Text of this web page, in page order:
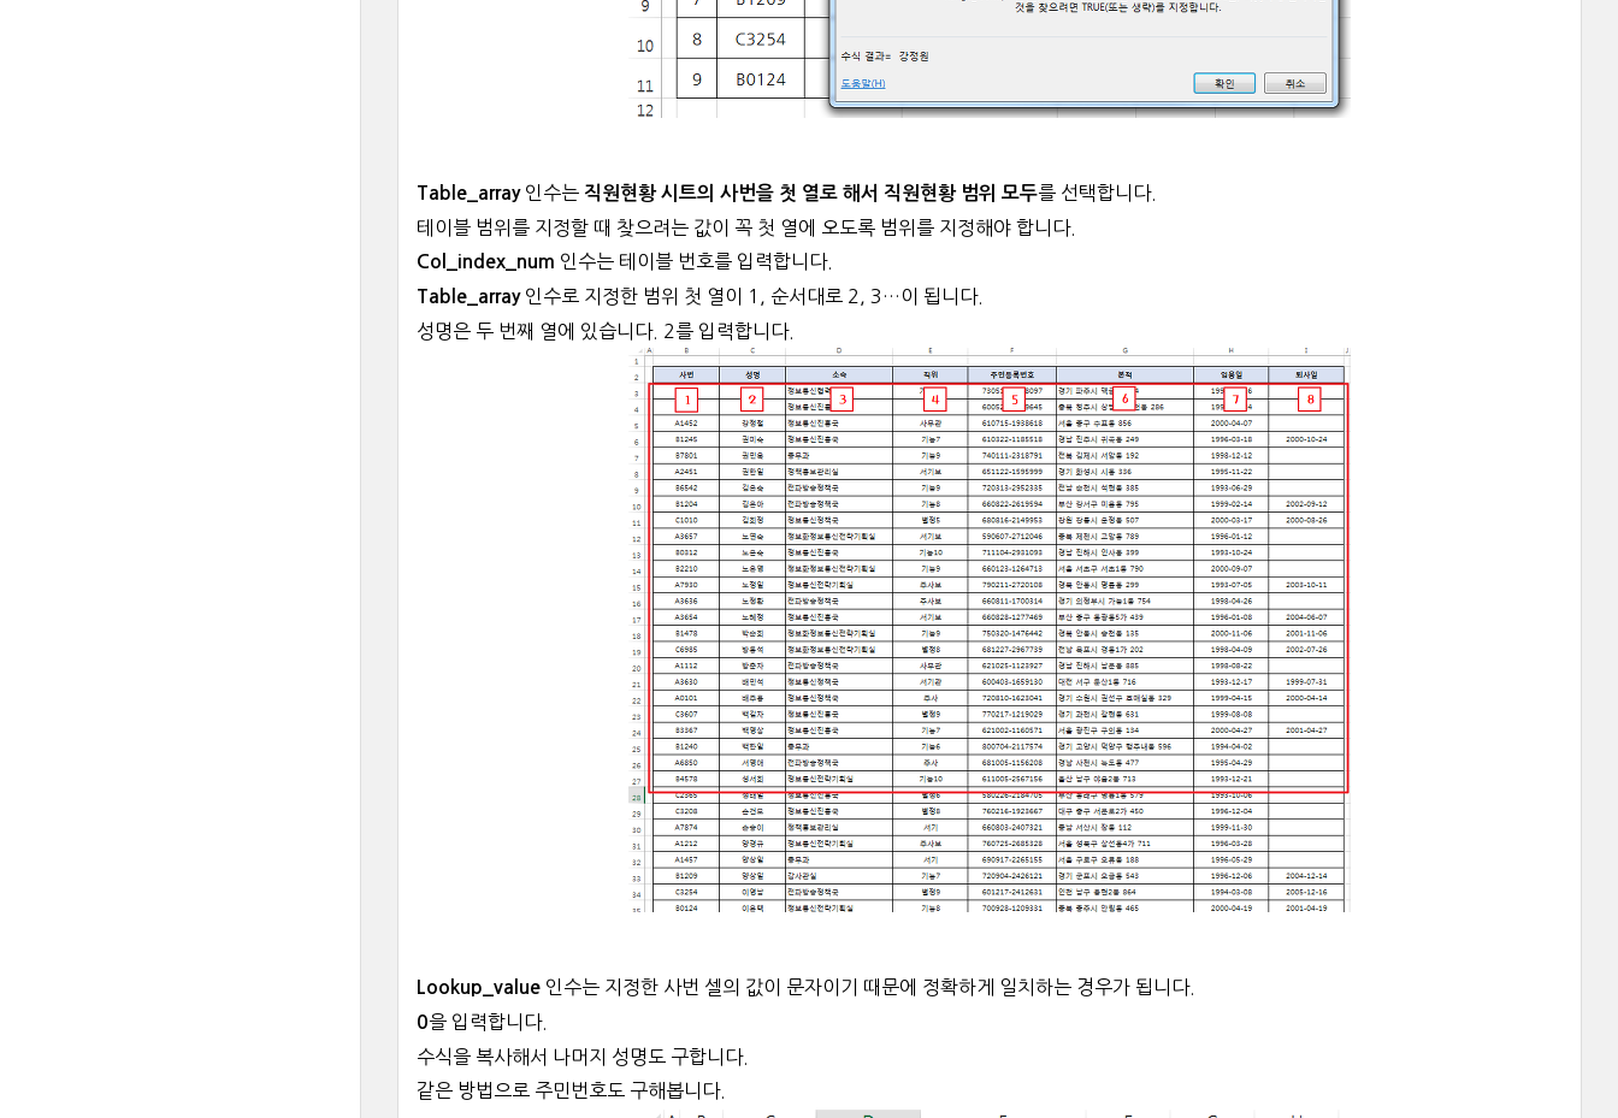
Table_array인수는 직원현황 시트의 사번을 첫 열로 해서 직원현황 범위 모두를 선택합니다.
테이블 범위를 지정할 때 찾으려는 값이 꼭 첫 열에 오도록 범위를 지정해야 합니다.
Col_index_num 인수는 테이블 번호를 입력합니다.
Table_array인수로 지정한 범위 첫 열이 1, 순서대로 2, 3…이 됩니다.
성명은 두 번째 열에 있습니다. 2를 입력합니다.
Lookup_value 인수는 지정한 사번 셀의 값이 문자이기 때문에 정확하게 일치하는 경우가 됩니다.
0을 입력합니다.
수식을 복사해서 나머지 성명도 구합니다.
같은 방법으로 주민번호도 구해봅니다.